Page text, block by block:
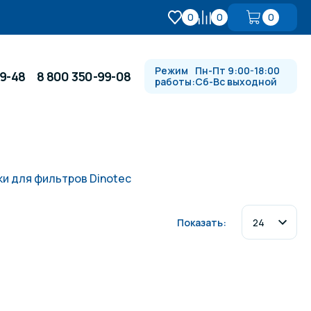
0 0 0
Водопады, водяные пушки и
48 8 800 350-99-08
Режим
работы:
Пн-Пт 9:00-18:00
Сб-Вс выходной
для фильтров Dinotec
Показать: